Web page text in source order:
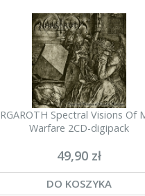
Spectral Visions Of
Warfare 2CD-digipack
49,90 zł
DO KOSZYKA